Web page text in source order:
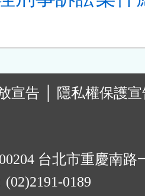
宣告
隱私權保護
台北市重慶南路
0189